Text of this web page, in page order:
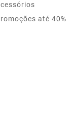
até 40%